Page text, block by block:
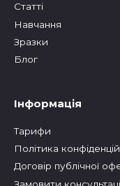
Статтi
Навчання
Зразки
Блог
Інформація
Тарифи
Політика
Договір публічної